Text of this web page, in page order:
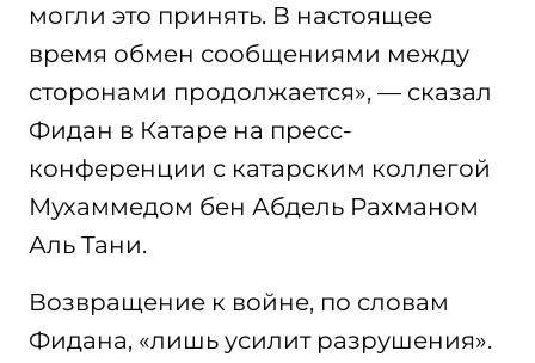
могли это принять. В настоящее
время обмен сообщениями между
сторонами продолжается», — сказал
Фидан в Катаре на пресс-
конференции с катарским коллегой
Мухаммедом бен Абдель Рахманом
Аль Тани.
Возвращение к войне, по словам
Фидана, «лишь усилит разрушения».